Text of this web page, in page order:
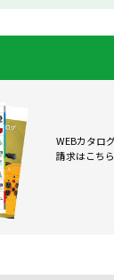
WEBカタロ
請求はこち